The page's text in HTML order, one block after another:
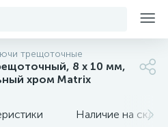
трещоточные
8 х 10 мм,
хром Matrix
Наличие на